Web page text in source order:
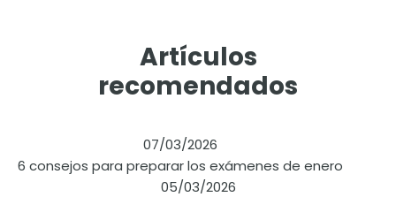
Artículos
recomendados
07/03/2026
6 consejos para preparar los exámenes de enero
05/03/2026